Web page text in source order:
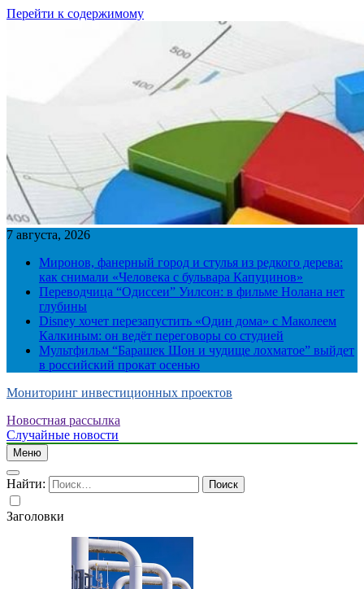
Перейти к содержимому
7 августа, 2026
Миронов, фанерный город и стулья из редкого дерева:
как снимали «Человека с бульвара Капуцинов»
Переводчица “Одиссеи” Уилсон: в фильме Нолана нет
глубины
Disney хочет перезапустить «Один дома» с Маколеем
Калкиным: он ведёт переговоры со студией
Мультфильм “Барашек Шон и чудище лохматое” выйдет
в российский прокат осенью
Мониторинг инвестиционных проектов
Новостная рассылка
Случайные новости
Меню
Найти:
Заголовки